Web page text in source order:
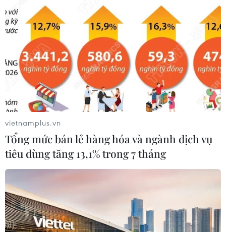
Bắc thủ đô Bogota được sử dụng làm trung tâm do thám
cuộc đàm phán hòa bình giữa chính phủ và FARC.
vietnamplus.vn
Tổng mức bán lẻ hàng hóa và ngành dịch vụ
tiêu dùng tăng 13,1% trong 7 tháng